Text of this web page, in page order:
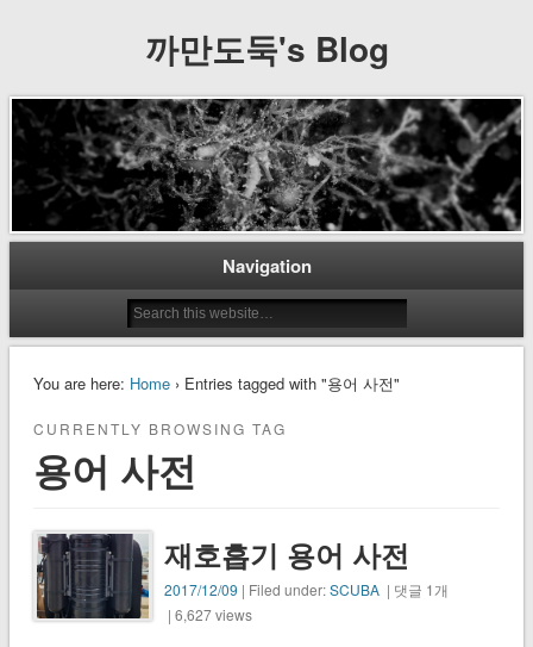
까만도둑's Blog
Navigation
You are here: Home› Entries tagged with "용어 사전"
CURRENTLY BROWSING TAG
용어 사전
재호흡기 용어 사전
2017/12/09 | Filed under:SCUBA | 댓글 1개
| 6,627 views